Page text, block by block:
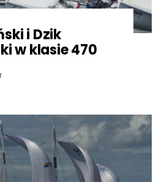
i Dzik
w klasie 470